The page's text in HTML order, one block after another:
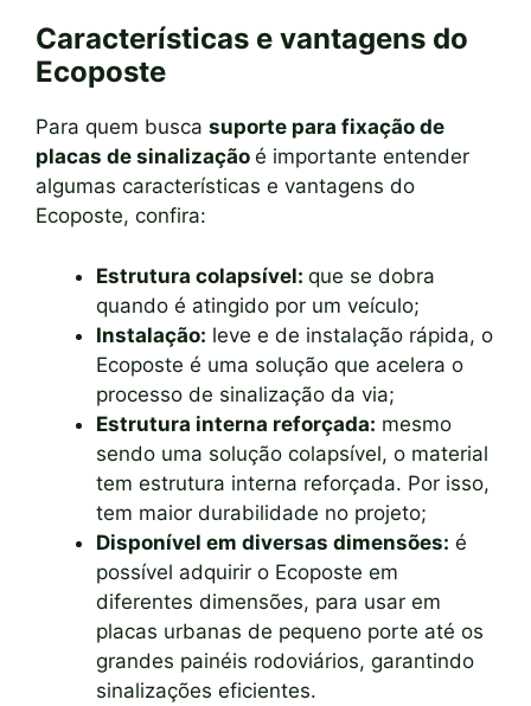
Características e vantagens do
Ecoposte
Para quem busca suporte para fixação de
placas de sinalização é importante entender
algumas características e vantagens do
Ecoposte, confira:
Estrutura colapsível: que se dobra
quando é atingido por um veículo;
Instalação: leve e de instalação rápida, o
Ecoposte é uma solução que acelera o
processo de sinalização da via;
Estrutura interna reforçada: mesmo
sendo uma solução colapsível, o material
tem estrutura interna reforçada. Por isso,
tem maior durabilidade no projeto;
Disponível em diversas dimensões: é
possível adquirir o Ecoposte em
diferentes dimensões, para usar em
placas urbanas de pequeno porte até os
grandes painéis rodoviários, garantindo
sinalizações eficientes.